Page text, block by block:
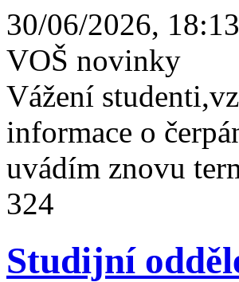
30/06/2026, 18:13
VOŠ novinky
Vážení
informace o
uvádím znovu
324
Studijní